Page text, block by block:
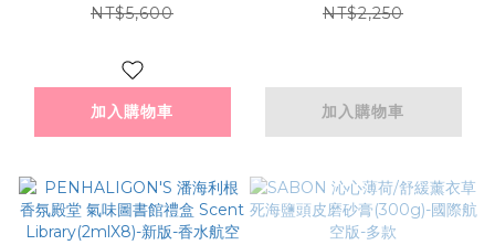
NT$5,600
加入購物車
SPF50+/PA++++
NT$2,250
加入購物車